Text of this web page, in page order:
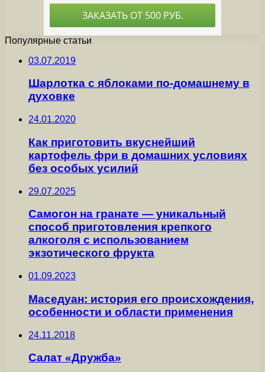
Популярные статьи
03.07.2019
Шарлотка с яблоками по-домашнему в
духовке
24.01.2020
Как приготовить вкуснейший
картофель фри в домашних условиях
без особых усилий
29.07.2025
Самогон на гранате — уникальный
способ приготовления крепкого
алкоголя с использованием
экзотического фрукта
01.09.2023
Маседуан: история его происхождения,
особенности и области применения
24.11.2018
Салат «Дружба»